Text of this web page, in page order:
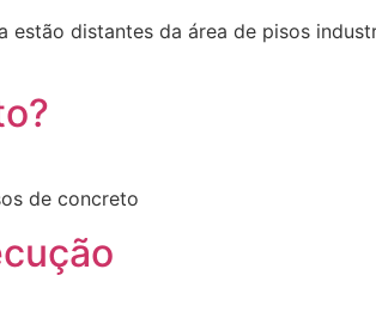
estão distantes da área de pisos
de concreto